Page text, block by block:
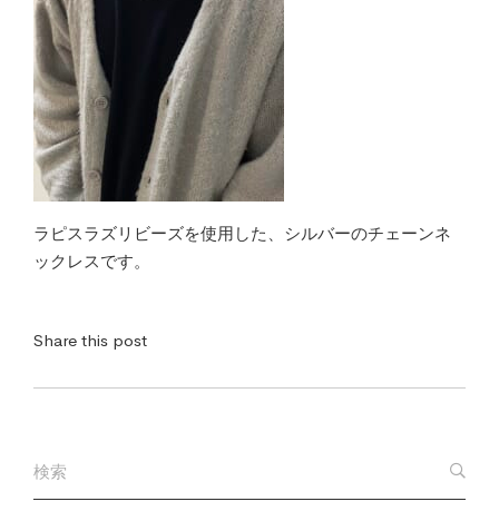
ラピスラズリビーズを使用した、シルバーのチェーンネ
ックレスです。
Share this post